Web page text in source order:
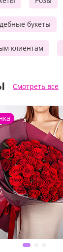
букеты
клиентам
Смотреть все